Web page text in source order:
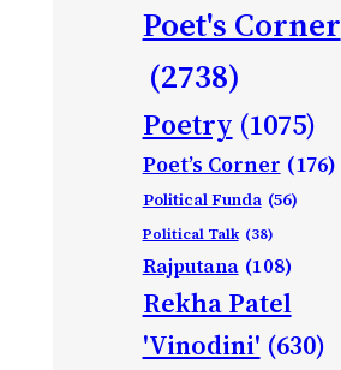
Poet's Corner
(2738)
Poetry (1075)
Poet’s Corner (176)
Political Funda (56)
Political Talk (38)
Rajputana (108)
Rekha Patel
'Vinodini' (630)